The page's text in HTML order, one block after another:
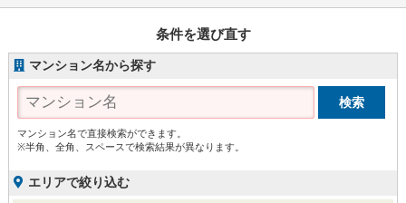
条件を選び直す
マンション名から探す
マンション名で直接検索ができます。
※半角、全角、スペースで検索結果が異なります。
エリアで絞り込む